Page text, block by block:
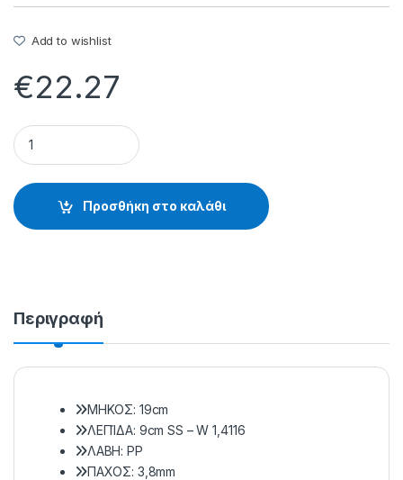
Add to wishlist
€22.27
SUB 9 - 38.69.02.004 quantity
Προσθήκη στο καλάθι
Περιγραφή
ΜΗΚΟΣ: 19cm
ΛΕΠΊΔΑ: 9cm SS – W 1,4116
ΛΑΒΗ: PP
ΠΑΧΟΣ: 3,8mm